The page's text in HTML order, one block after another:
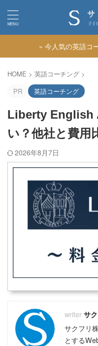
» 今人気の英語コ
HOME > 英語コーチング >
PR
英語コーチング
Liberty English
い？他社と費用
2026年8月7日
サ
サクフリ
とする